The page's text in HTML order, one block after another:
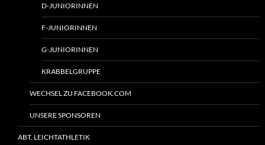
D-JUNIORINNEN
F-JUNIORINNEN
G-JUNIORINNEN
KRABBELGRUPPE
WECHSEL ZU FACEBOOK.COM
UNSERE SPONSOREN
ABT. LEICHTATHLETIK